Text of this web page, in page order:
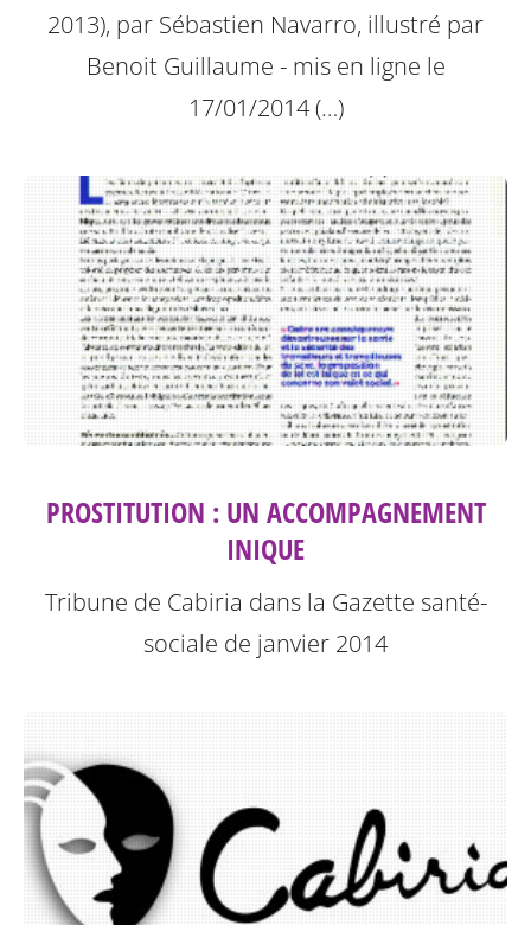
2013), par Sébastien Navarro, illustré par
Benoit Guillaume - mis en ligne le
17/01/2014 (…)
PROSTITUTION : UN ACCOMPAGNEMENT
INIQUE
Tribune de Cabiria dans la Gazette santé-
sociale de janvier 2014